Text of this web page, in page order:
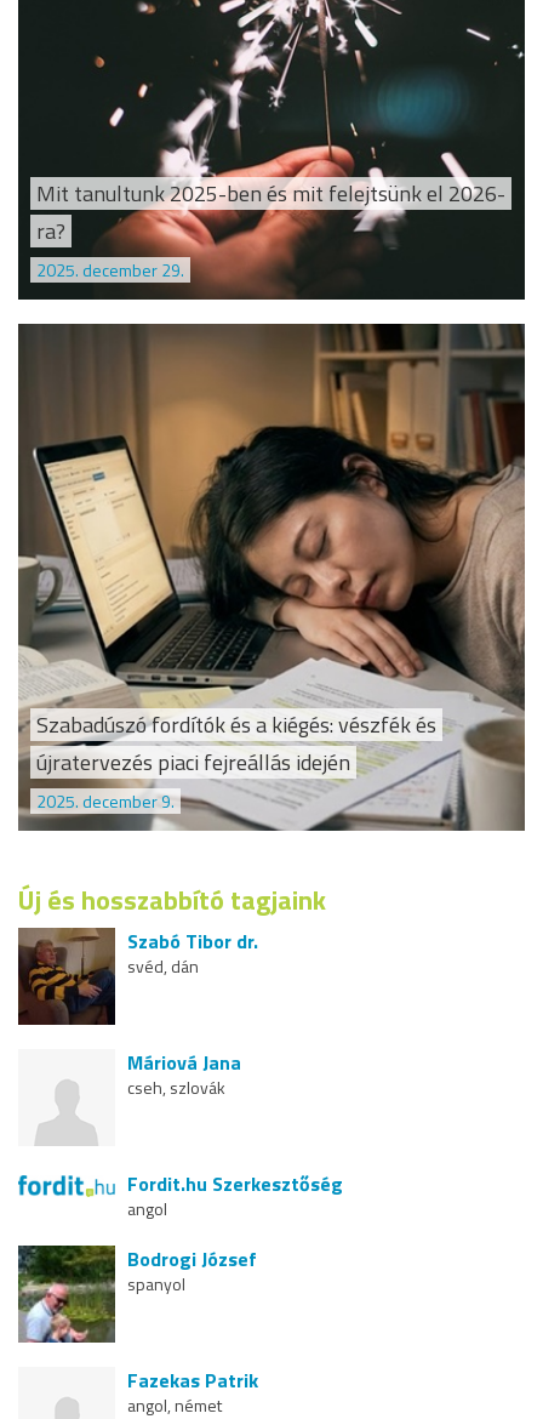
Mit tanultunk 2025-ben és mit felejtsünk el 2026-
ra?
2025. december 29.
Szabadúszó fordítók és a kiégés: vészfék és
újratervezés piaci fejreállás idején
2025. december 9.
Új és hosszabbító tagjaink
Szabó Tibor dr.
svéd, dán
Máriová Jana
cseh, szlovák
Fordit.hu Szerkesztőség
angol
Bodrogi József
spanyol
Fazekas Patrik
angol, német